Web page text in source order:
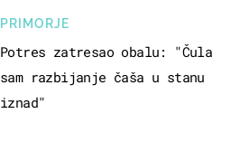
PRIMORJE
Potres zatresao obalu: "Čula
sam razbijanje čaša u stanu
iznad"